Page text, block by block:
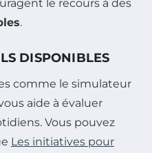
le recours à des
.
DISPONIBLES
comme le simulateur
aide à évaluer
Vous pouvez
Les initiatives pour